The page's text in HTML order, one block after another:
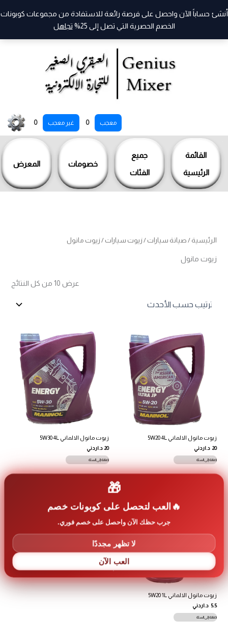
معجب 0 غير معجب 0
القائمة
الرئيسية
جميع
الفئات
خصومات المعرض
أنشئ حساباً الآن واحصل على فرصة رائعة للاستفادة من مجموعات كوبونات
الخصم الحصرية التي تصل إلى 25%
تجاهل
المحتوى
الرئيسية / صيانة سيارات /زيوت سيارات / زيوت مانول
زيوت مانول
عرض ⁦10⁩ من كل النتائج
زيوت مانول الالماني 5W20 4L
20 د.اردني
إضافة إلى السلة
زيوت مانول الالماني 5W30 4L
20 د.اردني
إضافة إلى السلة
زيوت مانول الالماني 5W20 1L
5.5 د.اردني
إضافة إلى السلة
زيوت مانول الالماني 5W30 1L
د.اردني
🎁
العب لتحصل على كوبونات خصم
جرب حظك الآن واحصل على خصم فوري.
لا تظهر مجددًا
العب الآن